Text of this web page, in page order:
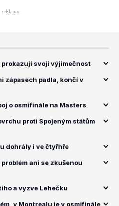
prokazují svoji výjimečnost
zápasech padla, končí v
o osmifinále na Masters
proti Spojeným státům
dohrály i ve čtyřhře
ani se zkušenou
a vyzve Lehečku
v Montrealu je v osmifinále